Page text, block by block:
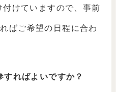
けていますので、事前
ばご希望の日程に合わ
ればよいですか？